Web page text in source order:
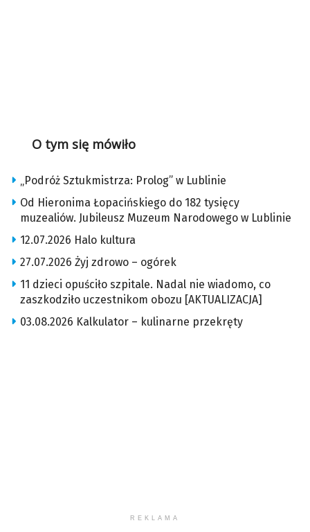
O tym się mówiło
„Podróż Sztukmistrza: Prolog” w Lublinie
Od Hieronima Łopacińskiego do 182 tysięcy
muzealiów. Jubileusz Muzeum Narodowego w Lublinie
12.07.2026 Halo kultura
27.07.2026 Żyj zdrowo – ogórek
11 dzieci opuściło szpitale. Nadal nie wiadomo, co
zaszkodziło uczestnikom obozu [AKTUALIZACJA]
03.08.2026 Kalkulator – kulinarne przekręty
REKLAMA